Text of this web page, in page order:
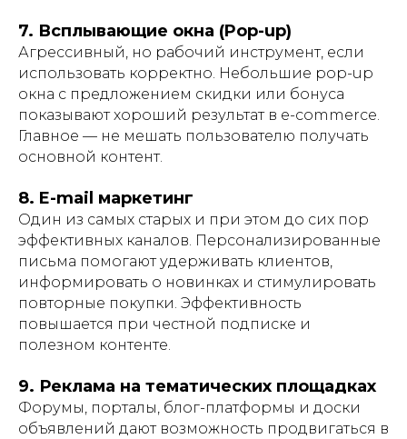
7. Всплывающие окна (Pop-up)
Агрессивный, но рабочий инструмент, если
использовать корректно. Небольшие pop-up
окна с предложением скидки или бонуса
показывают хороший результат в e-commerce.
Главное — не мешать пользователю получать
основной контент.
8. E-mail маркетинг
Один из самых старых и при этом до сих пор
эффективных каналов. Персонализированные
письма помогают удерживать клиентов,
информировать о новинках и стимулировать
повторные покупки. Эффективность
повышается при честной подписке и
полезном контенте.
9. Реклама на тематических площадках
Форумы, порталы, блог-платформы и доски
объявлений дают возможность продвигаться в